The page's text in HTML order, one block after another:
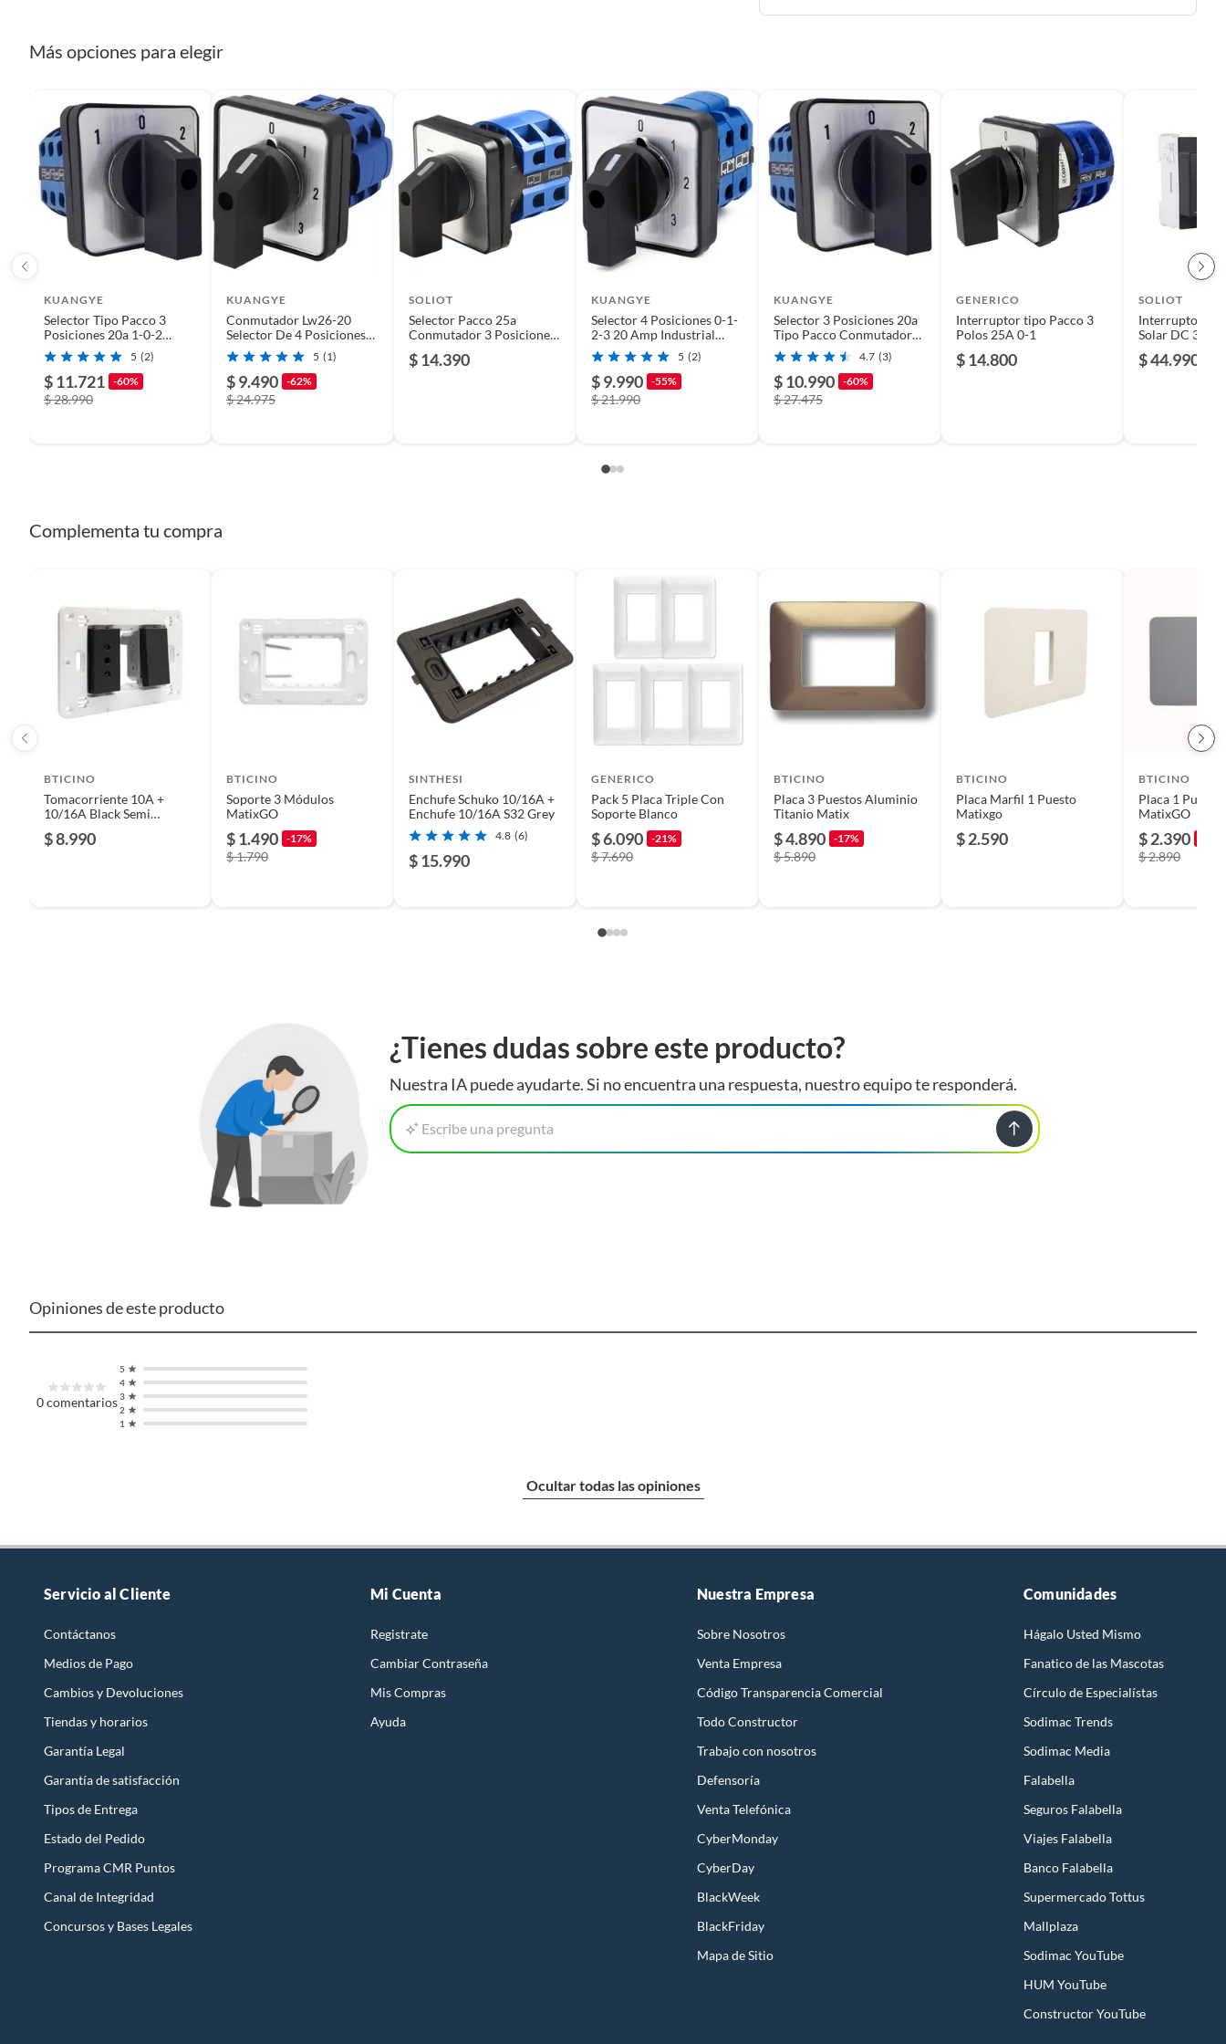
Modelo General
Color Negro
Voltaje
Amperaje
Línea General
Más opciones para elegir
KUANGYE
Selector Tipo Pacco 3
Posiciones 20a 1-0-2
Conmutador 3polos
5 (2)
$ 11.721 -60%
$ 28.990
KUANGYE
Conmutador Lw26-20
Selector De 4 Posiciones
550v 20a
5 (1)
$ 9.490 -62%
$ 24.975
SOLIOT
Selector Pacco 25a
Conmutador 3 Posiciones
$ 14.390
KUANGYE
Selector 4 Posiciones 0-1-
2-3 20 Amp Industrial
Switch 2p
5 (2)
$ 9.990 -55%
$ 21.990
KUANGYE
Selector 3 Posiciones 20a
Tipo Pacco Conmutador
3p
4.7 (3)
$ 10.990 -60%
$ 27.475
GENERICO
Interruptor tipo Pacco 3
Polos 25A 0-1
$ 14.800
SOLIOT
Interruptor
Solar DC 32A
$ 44.990
Complementa tu compra
BTICINO
Tomacorriente 10A +
10/16A Black Semi
$ 8.990
BTICINO
Soporte 3 Módulos
MatixGO
$ 1.490 -17%
$ 1.790
SINTHESI
Enchufe Schuko 10/16A +
Enchufe 10/16A S32 Grey
4.8 (6)
$ 15.990
GENERICO
Pack 5 Placa Triple Con
Soporte Blanco
$ 6.090 -21%
$ 7.690
BTICINO
Placa 3 Puestos Aluminio
Titanio Matix
$ 4.890 -17%
$ 5.890
BTICINO
Placa Marfil 1 Puesto
Matixgo
$ 2.590
BTICINO
Placa 1 Puesto
MatixGO
$ 2.390
$ 2.890
¿Tienes dudas sobre este producto?
Nuestra IA puede ayudarte. Si no encuentra una respuesta, nuestro equipo te responderá.
Escribe una pregunta
Opiniones de este producto
0comentarios
1
2
3
4
5
Ocultar todas las opiniones
Servicio al Cliente
Contáctanos
Medios de Pago
Cambios y Devoluciones
Tiendas y horarios
Garantía Legal
Garantía de satisfacción
Tipos de Entrega
Estado del Pedido
Programa CMR Puntos
Canal de Integridad
Concursos y Bases Legales
Mi Cuenta
Registrate
Cambiar Contraseña
Mis Compras
Ayuda
Nuestra Empresa
Sobre Nosotros
Venta Empresa
Código Transparencia Comercial
Todo Constructor
Trabajo con nosotros
Defensoría
Venta Telefónica
CyberMonday
CyberDay
BlackWeek
BlackFriday
Mapa de Sitio
Comunidades
Hágalo Usted Mismo
Fanatico de las Mascotas
Círculo de Especialístas
Sodimac Trends
Sodimac Media
Falabella
Seguros Falabella
Viajes Falabella
Banco Falabella
Supermercado Tottus
Mallplaza
Sodimac YouTube
HUM YouTube
Constructor YouTube